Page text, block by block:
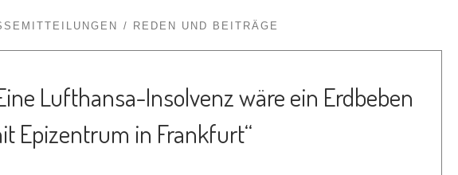
REDEN UND BEITRÄGE
Lufthansa-Insolvenz wäre ein Erdbeben
Epizentrum in Frankfurt“